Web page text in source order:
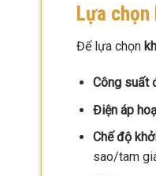
Lựa chọn
Để lựa chọn
Công suất
Điện áp
Chế độ
sao/tam